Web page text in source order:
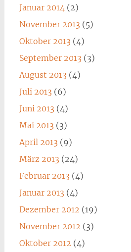
Januar 2014(2)
November 2013 (5)
Oktober 2013 (4)
September 2013 (3)
August 2013 (4)
Juli 2013 (6)
Juni 2013 (4)
Mai 2013 (3)
April 2013 (9)
März 2013 (24)
Februar 2013 (4)
Januar 2013 (4)
Dezember 2012 (19)
November 2012 (3)
Oktober 2012 (4)